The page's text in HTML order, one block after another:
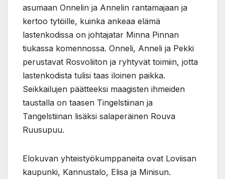
asumaan Onnelin ja Annelin rantamajaan ja
kertoo tytöille, kuinka ankeaa elämä
lastenkodissa on johtajatar Minna Pinnan
tiukassa komennossa. Onneli, Anneli ja Pekki
perustavat Rosvoliiton ja ryhtyvät toimiin, jotta
lastenkodista tulisi taas iloinen paikka.
Seikkailujen päätteeksi maagisten ihmeiden
taustalla on taasen Tingelstiinan ja
Tangelstiinan lisäksi salaperäinen Rouva
Ruusupuu.
Elokuvan yhteistyökumppaneita ovat Loviisan
kaupunki, Kannustalo, Elisa ja Minisun.